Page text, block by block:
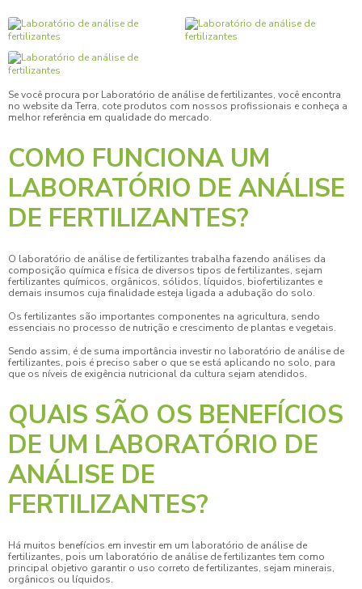
Se você procura por Laboratório de análise de fertilizantes, você encontra
no website da Terra, cote produtos com nossos profissionais e conheça a
melhor referência em qualidade do mercado.
COMO FUNCIONA UM
LABORATÓRIO DE ANÁLISE
DE FERTILIZANTES?
O laboratório de análise de fertilizantes trabalha fazendo análises da
composição química e física de diversos tipos de fertilizantes, sejam
fertilizantes químicos, orgânicos, sólidos, líquidos, biofertilizantes e
demais insumos cuja finalidade esteja ligada a adubação do solo.
Os fertilizantes são importantes componentes na agricultura, sendo
essenciais no processo de nutrição e crescimento de plantas e vegetais.
Sendo assim, é de suma importância investir no laboratório de análise de
fertilizantes, pois é preciso saber o que se está aplicando no solo, para
que os níveis de exigência nutricional da cultura sejam atendidos.
QUAIS SÃO OS BENEFÍCIOS
DE UM LABORATÓRIO DE
ANÁLISE DE
FERTILIZANTES?
Há muitos benefícios em investir em um laboratório de análise de
fertilizantes, pois um laboratório de análise de fertilizantes tem como
principal objetivo garantir o uso correto de fertilizantes, sejam minerais,
orgânicos ou líquidos.